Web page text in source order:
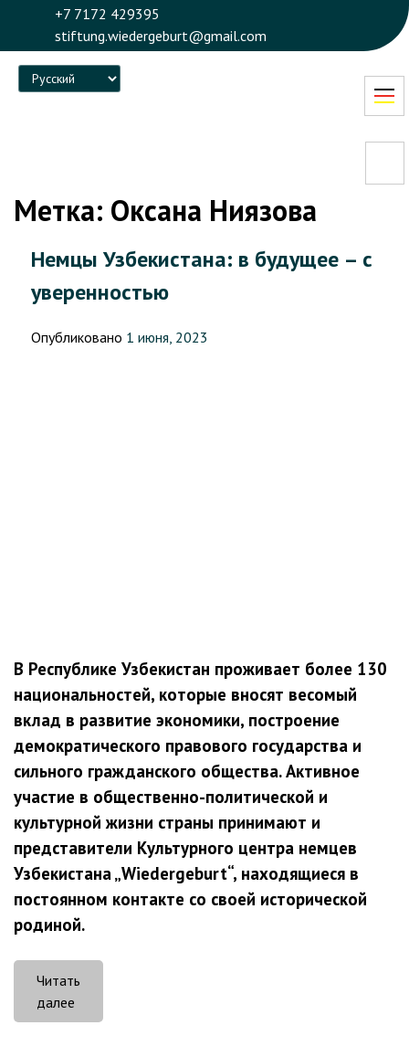
+7 7172 429395
stiftung.wiedergeburt@gmail.com
Language
Метка: Оксана Ниязова
Немцы Узбекистана: в будущее – с
уверенностью
Опубликовано 1 июня, 2023
В Республике Узбекистан проживает более 130
национальностей, которые вносят весомый
вклад в развитие экономики, построение
демократического правового государства и
сильного гражданского общества. Активное
участие в общественно-политической и
культурной жизни страны принимают и
представители Культурного центра немцев
Узбекистана „Wiedergeburt“, находящиеся в
постоянном контакте со своей исторической
родиной.
Читать
далее
Узбекистана: